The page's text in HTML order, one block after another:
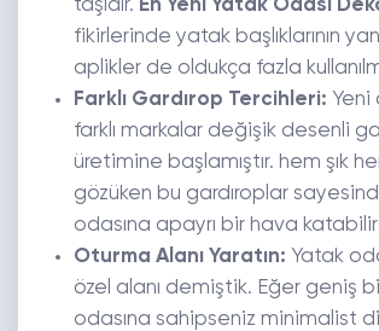
taşıdır. En Yeni Yatak Odası
fikirlerinde yatak başlıklarının
aplikler de oldukça fazla
Farklı Gardırop Tercihleri:
farklı markalar değişik desenli
üretimine başlamıştır. hem şık
gözüken bu gardıroplar
odasına apayrı bir hava
Oturma Alanı Yaratın: Yatak
özel alanı demiştik. Eğer geniş
odasına sahipseniz minimalist